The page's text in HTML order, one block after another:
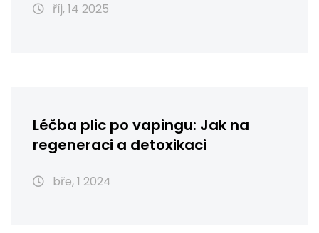
říj, 14 2025
Léčba plic po vapingu: Jak na
regeneraci a detoxikaci
bře, 1 2024